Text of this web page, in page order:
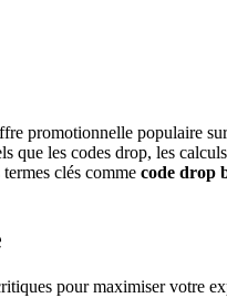
promotionnelle populaire
que les codes drop, les
clés comme code drop
pour maximiser votre